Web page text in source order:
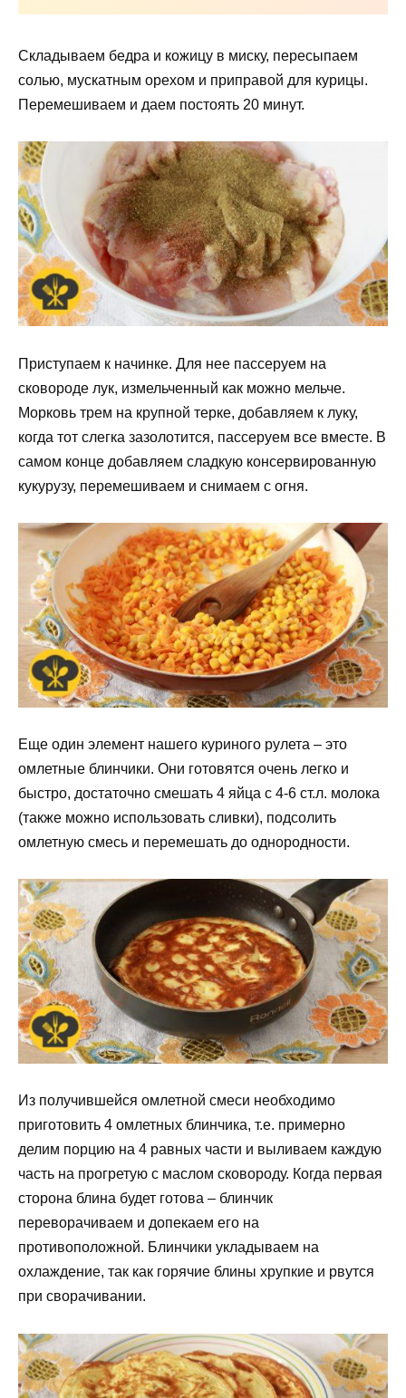
Складываем бедра и кожицу в миску, пересыпаем
солью, мускатным орехом и приправой для курицы.
Перемешиваем и даем постоять 20 минут.
Приступаем к начинке. Для нее пассеруем на
сковороде лук, измельченный как можно мельче.
Морковь трем на крупной терке, добавляем к луку,
когда тот слегка зазолотится, пассеруем все вместе. В
самом конце добавляем сладкую консервированную
кукурузу, перемешиваем и снимаем с огня.
Еще один элемент нашего куриного рулета – это
омлетные блинчики. Они готовятся очень легко и
быстро, достаточно смешать 4 яйца с 4-6 ст.л. молока
(также можно использовать сливки), подсолить
омлетную смесь и перемешать до однородности.
Из получившейся омлетной смеси необходимо
приготовить 4 омлетных блинчика, т.е. примерно
делим порцию на 4 равных части и выливаем каждую
часть на прогретую с маслом сковороду. Когда первая
сторона блина будет готова – блинчик
переворачиваем и допекаем его на
противоположной. Блинчики укладываем на
охлаждение, так как горячие блины хрупкие и рвутся
при сворачивании.